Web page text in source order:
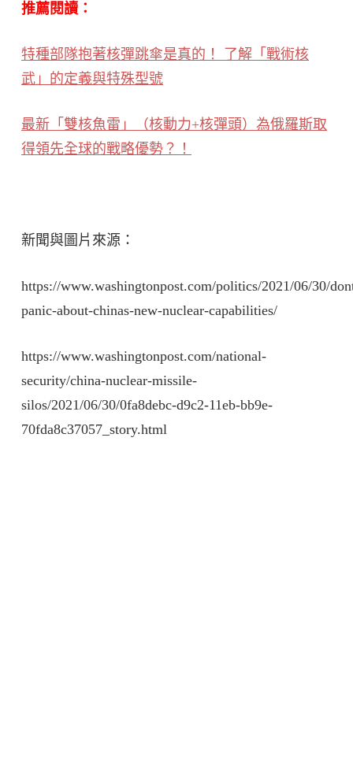
推薦閱讀：
特種部隊抱著核彈跳傘是真的！ 了解「戰術核
武」的定義與特殊型號
最新「雙核魚雷」（核動力+核彈頭）為俄羅斯取
得領先全球的戰略優勢？！
新聞與圖片來源：
https://www.washingtonpost.com/politics/2021/06/30/
panic-about-chinas-new-nuclear-capabilities/
https://www.washingtonpost.com/national-
security/china-nuclear-missile-
silos/2021/06/30/0fa8debc-d9c2-11eb-bb9e-
70fda8c37057_story.html